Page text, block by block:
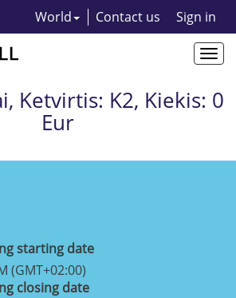
World Contact us Sign in
Ketvirtis: K2, Kiekis: 0
Eur
starting date
(GMT+02:00)
closing date